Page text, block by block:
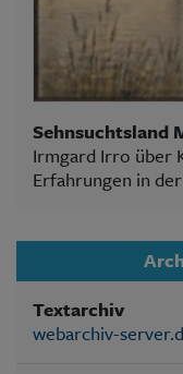
Sehnsuchtsland
Irmgard Irro über
Erfahrungen in
Textarchiv
webarchiv-